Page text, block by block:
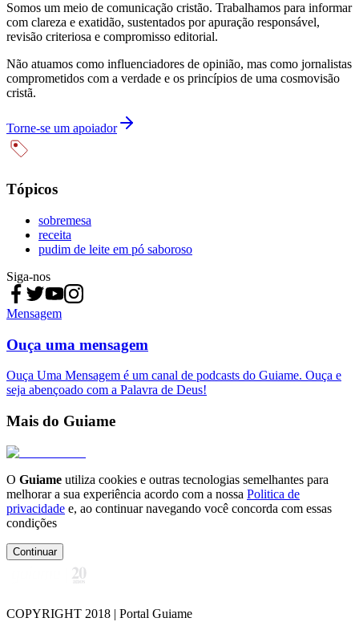
Somos um meio de comunicação cristão. Trabalhamos para informar
com clareza e exatidão, sustentados por apuração responsável,
revisão criteriosa e compromisso editorial.
Não atuamos como influenciadores de opinião, mas como jornalistas
comprometidos com a verdade e os princípios de uma cosmovisão
cristã.
Torne-se um apoiador
Tópicos
sobremesa
receita
pudim de leite em pó saboroso
Siga-nos
Mensagem
Ouça uma mensagem
Ouça Uma Mensagem é um canal de podcasts do Guiame. Ouça e
seja abençoado com a Palavra de Deus!
Mais do Guiame
O Guiame utiliza cookies e outras tecnologias semelhantes para
melhorar a sua experiência acordo com a nossa Politica de
privacidade e, ao continuar navegando você concorda com essas
condições
Continuar
COPYRIGHT 2018 | Portal Guiame